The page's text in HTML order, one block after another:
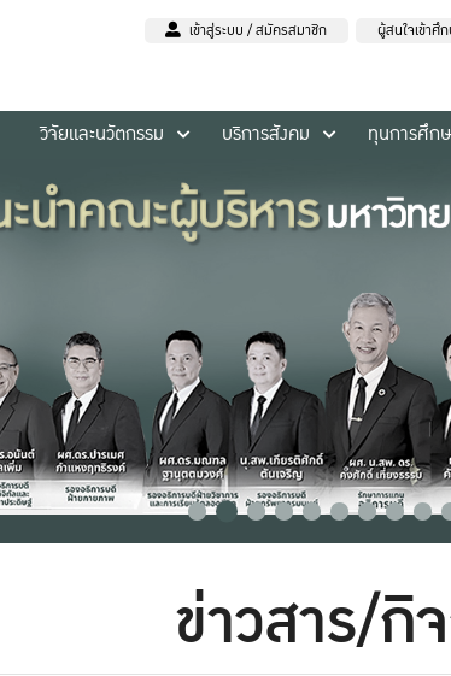
เข้าสู่ระบบ / สมัครสมาชิก ผู้สนใจเข้าศึ
วิจัยและนวัตกรรม บริการสังคม ทุนการศึก
ข่าวสาร/กิ